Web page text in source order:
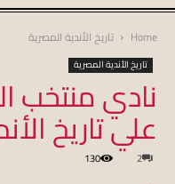
Home تاريخ الأندية المصرية
تاريخ الأندية المصرية
نادي
علي تاريخ
2
130